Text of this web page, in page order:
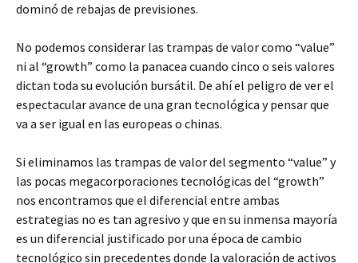
dominó de rebajas de previsiones.
No podemos considerar las trampas de valor como “value”
ni al “growth” como la panacea cuando cinco o seis valores
dictan toda su evolución bursátil. De ahí el peligro de ver el
espectacular avance de una gran tecnológica y pensar que
va a ser igual en las europeas o chinas.
Si eliminamos las trampas de valor del segmento “value” y
las pocas megacorporaciones tecnológicas del “growth”
nos encontramos que el diferencial entre ambas
estrategias no es tan agresivo y que en su inmensa mayoría
es un diferencial justificado por una época de cambio
tecnológico sin precedentes donde la valoración de activos